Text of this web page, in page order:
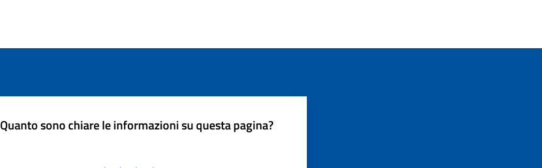
Quanto sono chiare le informazioni su questa pagina?